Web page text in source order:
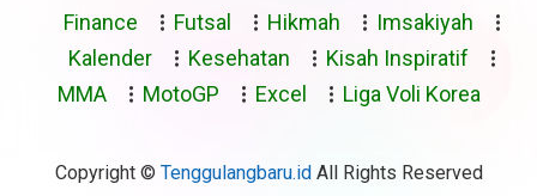
Finance
Futsal Hikmah
Imsakiyah
Kalender
Kesehatan
Kisah Inspiratif
MMA
MotoGP Excel Liga Voli Korea
Copyright © Tenggulangbaru.idAll Rights Reserved